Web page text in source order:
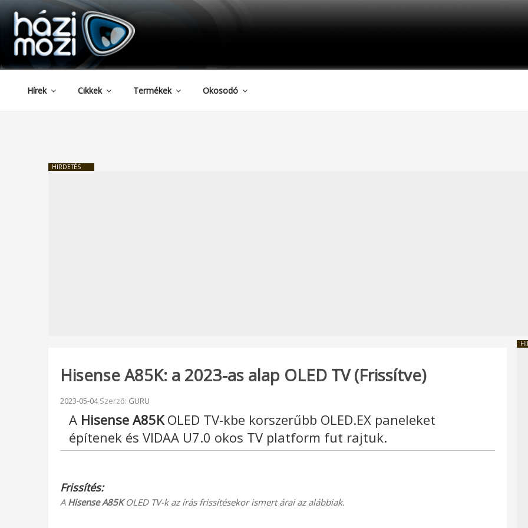
Tartalomhoz
HAZIMOZI
Hírek Cikkek Termékek Okosodó
HIRDETÉS
Hisense A85K: a 2023-as alap OLED TV (Frissítve)
Beküldve:
2023-05-04Szerző: GURU
A Hisense A85KOLED TV-kbe korszerűbb OLED.EX paneleket
építenek és VIDAA U7.0 okos TV platform fut rajtuk.
Frissítés:
AHisense A85KOLED TV-k az írás frissítésekor ismert árai az alábbiak.